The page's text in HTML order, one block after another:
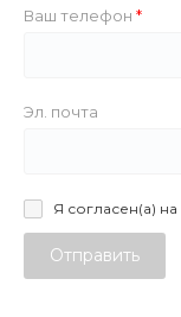
Ваш телефон
Эл. почта
Я согласен(а) на
Отправить